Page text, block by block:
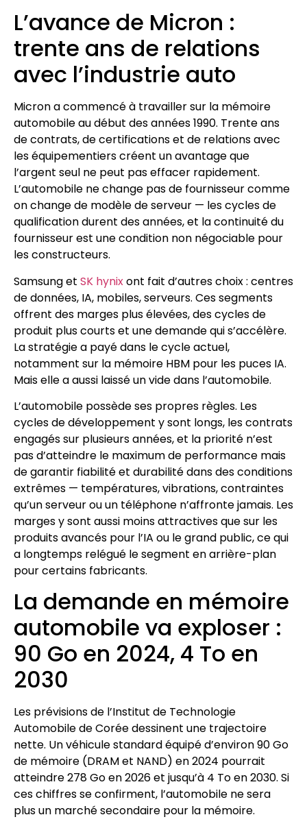
L’avance de Micron :
trente ans de relations
avec l’industrie auto
Micron a commencé à travailler sur la mémoire
automobile au début des années 1990. Trente ans
de contrats, de certifications et de relations avec
les équipementiers créent un avantage que
l’argent seul ne peut pas effacer rapidement.
L’automobile ne change pas de fournisseur comme
on change de modèle de serveur — les cycles de
qualification durent des années, et la continuité du
fournisseur est une condition non négociable pour
les constructeurs.
Samsung et SK hynixont fait d’autres choix : centres
de données, IA, mobiles, serveurs. Ces segments
offrent des marges plus élevées, des cycles de
produit plus courts et une demande qui s’accélère.
La stratégie a payé dans le cycle actuel,
notamment sur la mémoire HBM pour les puces IA.
Mais elle a aussi laissé un vide dans l’automobile.
L’automobile possède ses propres règles. Les
cycles de développement y sont longs, les contrats
engagés sur plusieurs années, et la priorité n’est
pas d’atteindre le maximum de performance mais
de garantir fiabilité et durabilité dans des conditions
extrêmes — températures, vibrations, contraintes
qu’un serveur ou un téléphone n’affronte jamais. Les
marges y sont aussi moins attractives que sur les
produits avancés pour l’IA ou le grand public, ce qui
a longtemps relégué le segment en arrière-plan
pour certains fabricants.
La demande en mémoire
automobile va exploser :
90 Go en 2024, 4 To en
2030
Les prévisions de l’Institut de Technologie
Automobile de Corée dessinent une trajectoire
nette. Un véhicule standard équipé d’environ 90 Go
de mémoire (DRAM et NAND) en 2024 pourrait
atteindre 278 Go en 2026 et jusqu’à 4 To en 2030. Si
ces chiffres se confirment, l’automobile ne sera
plus un marché secondaire pour la mémoire.